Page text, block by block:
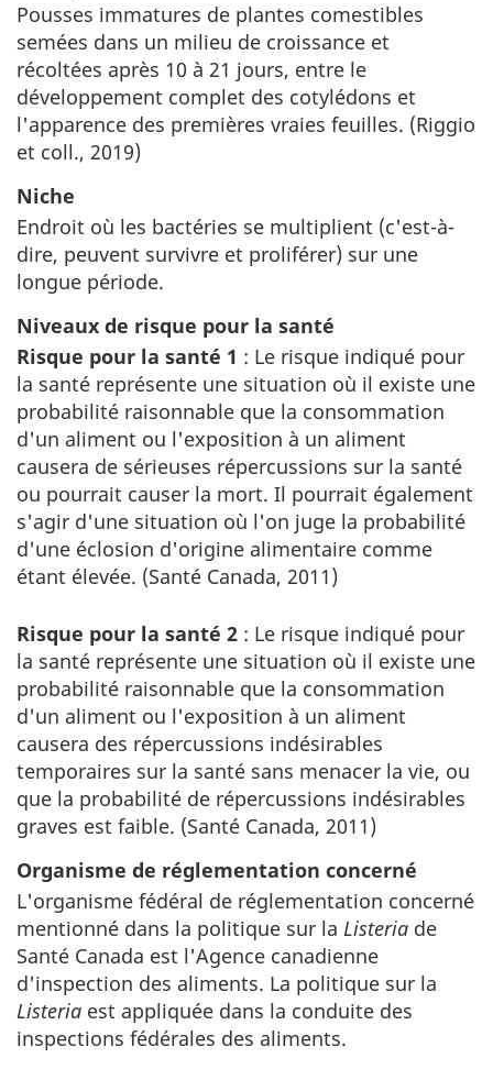
Pousses immatures de plantes comestibles
semées dans un milieu de croissance et
récoltées après 10 à 21 jours, entre le
développement complet des cotylédons et
l'apparence des premières vraies feuilles. (Riggio
et coll., 2019)
Niche
Endroit où les bactéries se multiplient (c'est-à-
dire, peuvent survivre et proliférer) sur une
longue période.
Niveaux de risque pour la santé
Risque pour la santé 1 : Le risque indiqué pour
la santé représente une situation où il existe une
probabilité raisonnable que la consommation
d'un aliment ou l'exposition à un aliment
causera de sérieuses répercussions sur la santé
ou pourrait causer la mort. Il pourrait également
s'agir d'une situation où l'on juge la probabilité
d'une éclosion d'origine alimentaire comme
étant élevée. (Santé Canada, 2011)
Risque pour la santé 2 : Le risque indiqué pour
la santé représente une situation où il existe une
probabilité raisonnable que la consommation
d'un aliment ou l'exposition à un aliment
causera des répercussions indésirables
temporaires sur la santé sans menacer la vie, ou
que la probabilité de répercussions indésirables
graves est faible. (Santé Canada, 2011)
Organisme de réglementation concerné
L'organisme fédéral de réglementation concerné
mentionné dans la politique sur la Listeria de
Santé Canada est l'Agence canadienne
d'inspection des aliments. La politique sur la
Listeria est appliquée dans la conduite des
inspections fédérales des aliments.